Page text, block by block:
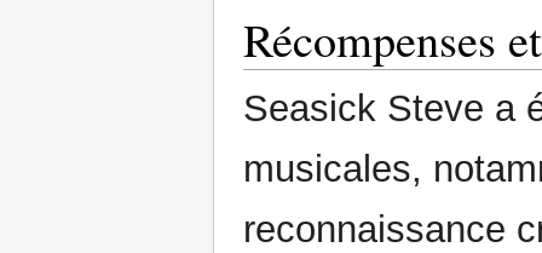
Récompenses
Seasick Steve a
musicales,
reconnaissance